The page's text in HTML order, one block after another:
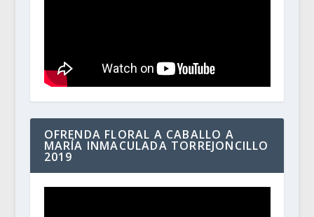
OFRENDA FLORAL A CABALLO A
MARÍA INMACULADA TORREJONCILLO
2019